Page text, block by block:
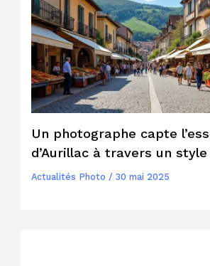
Un photographe capte
d’Aurillac à travers un
Actualités Photo / 30 mai 2025